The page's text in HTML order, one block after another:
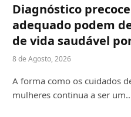
Diagnóstico
adequado podem
de vida saudável
8 de Agosto, 2026
A forma como os cuidados
mulheres continua a ser